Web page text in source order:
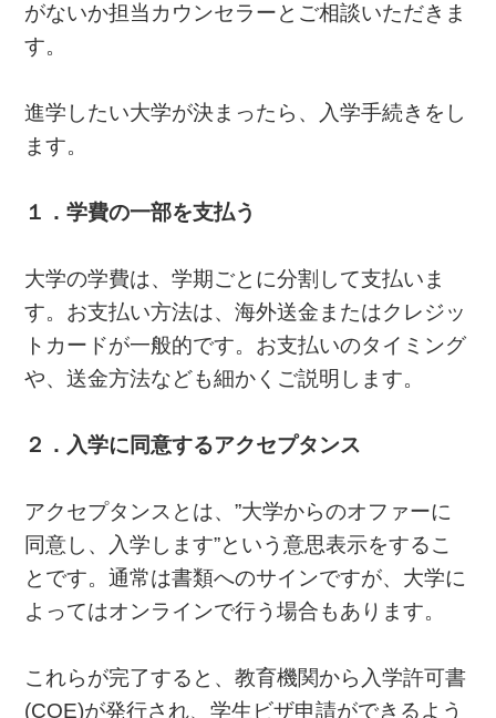
がないか担当カウンセラーとご相談いただきま
す。
進学したい大学が決まったら、入学手続きをし
ます。
１．学費の一部を支払う
大学の学費は、学期ごとに分割して支払いま
す。お支払い方法は、海外送金またはクレジッ
トカードが一般的です。お支払いのタイミング
や、送金方法なども細かくご説明します。
２．入学に同意するアクセプタンス
アクセプタンスとは、”大学からのオファーに
同意し、入学します”という意思表示をするこ
とです。通常は書類へのサインですが、大学に
よってはオンラインで行う場合もあります。
これらが完了すると、教育機関から入学許可書
(COE)が発行され、学生ビザ申請ができるよう